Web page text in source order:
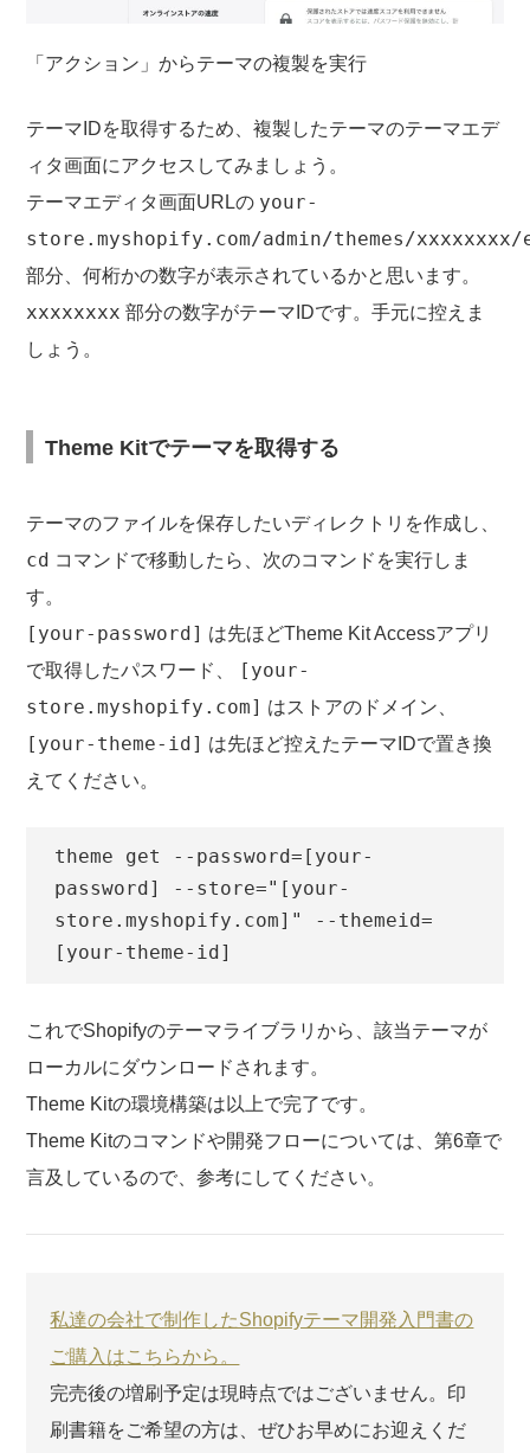
「アクション」からテーマの複製を実行
テーマIDを取得するため、複製したテーマのテーマエデ
ィタ画面にアクセスしてみましょう。
テーマエディタ画面URLの your-
store.myshopify.com/admin/themes/
部分、何桁かの数字が表示されているかと思います。
xxxxxxxx 部分の数字がテーマIDです。手元に控えま
しょう。
Theme Kitでテーマを取得する
テーマのファイルを保存したいディレクトリを作成し、
cd コマンドで移動したら、次のコマンドを実行しま
す。
[your-password] は先ほどTheme Kit Accessアプリ
で取得したパスワード、
[your-
store.myshopify.com] はストアのドメイン、
[your-theme-id] は先ほど控えたテーマIDで置き換
えてください。
theme get --password=[your-
password] --store="[your-
store.myshopify.com]" --themeid=
[your-theme-id]
これでShopifyのテーマライブラリから、該当テーマが
ローカルにダウンロードされます。
Theme Kitの環境構築は以上で完了です。
Theme Kitのコマンドや開発フローについては、第6章で
言及しているので、参考にしてください。
私達の会社で制作したShopifyテーマ開発入門書の
ご購入はこちらから。
完売後の増刷予定は現時点ではございません。印
刷書籍をご希望の方は、ぜひお早めにお迎えくだ